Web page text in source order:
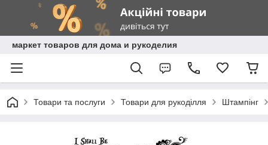
маркет товаров для дома и рукоделия
Товари та послуги Товари для рукоділля Штампінг